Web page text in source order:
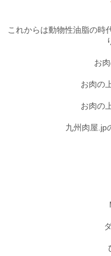
これからは動物性油脂の
お
お肉の
お肉の
九州肉屋.jp